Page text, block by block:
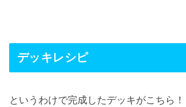
デッキレシピ
というわけで完成したデッキがこちら！